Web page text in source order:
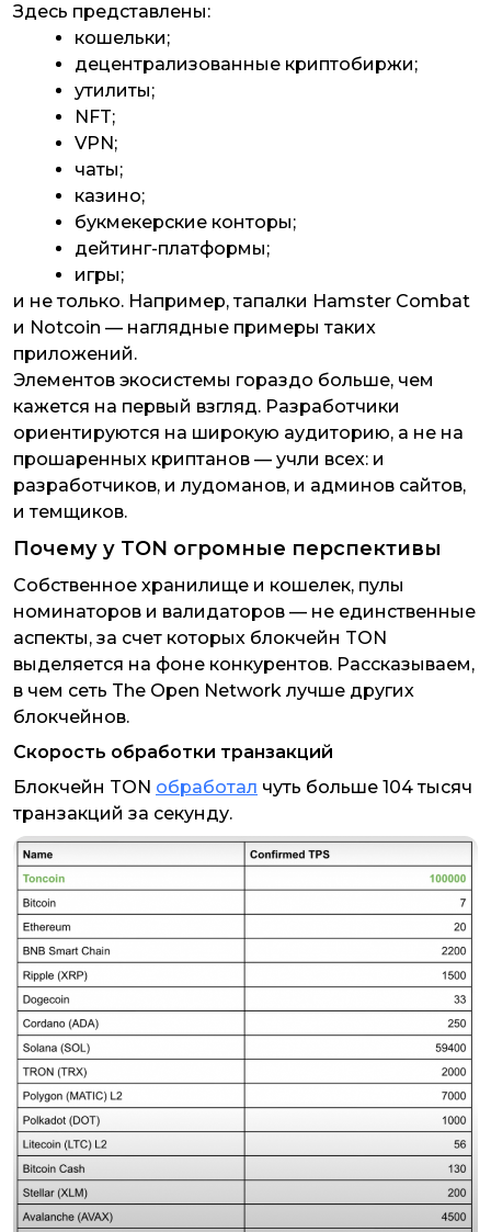
Здесь представлены:
кошельки;
децентрализованные криптобиржи;
утилиты;
NFT;
VPN;
чаты;
казино;
букмекерские конторы;
дейтинг-платформы;
игры;
и не только. Например, тапалки Hamster Combat
и Notcoin — наглядные примеры таких
приложений.
Элементов экосистемы гораздо больше, чем
кажется на первый взгляд. Разработчики
ориентируются на широкую аудиторию, а не на
прошаренных криптанов — учли всех: и
разработчиков, и лудоманов, и админов сайтов,
и темщиков.
Почему у TON огромные перспективы
Собственное хранилище и кошелек, пулы
номинаторов и валидаторов — не единственные
аспекты, за счет которых блокчейн TON
выделяется на фоне конкурентов. Рассказываем,
в чем сеть The Open Network лучше других
блокчейнов.
Скорость обработки транзакций
Блокчейн TON обработал чуть больше 104 тысяч
транзакций за секунду.